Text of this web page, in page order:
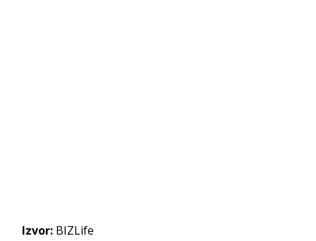
Izvor: BIZLife